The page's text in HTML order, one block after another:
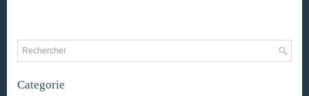
Categorie